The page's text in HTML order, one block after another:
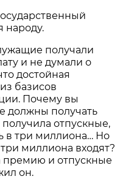
народу.
получали
и не думали о
достойная
базисов
Почему вы
должны получать
отпускные,
в три миллиона… Но
миллиона входят?
премию и отпускные
он.